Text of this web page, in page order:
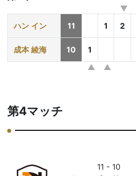
ハン イン 11 1 2
成本 綾海 10 1
第4マッチ
11 - 10